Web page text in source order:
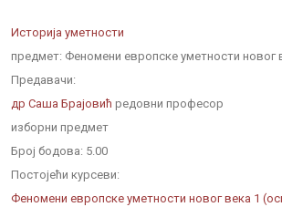
Историја уметности
предмет: Феномени европске уметности новог
Предавачи:
др Саша Брајовић редовни професор
изборни предмет
Број бодова: 5.00
Постојећи курсеви:
Феномени европске уметности новог века 1